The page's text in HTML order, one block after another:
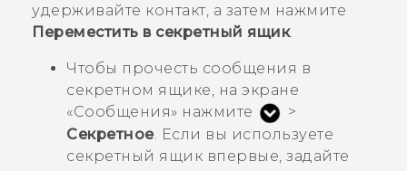
удерживайте контакт, а затем нажмите
Переместить в секретный ящик.
Чтобы прочесть сообщения в
секретном ящике, на экране
«Сообщения» нажмите
>
Секретное. Если вы используете
секретный ящик впервые, задайте